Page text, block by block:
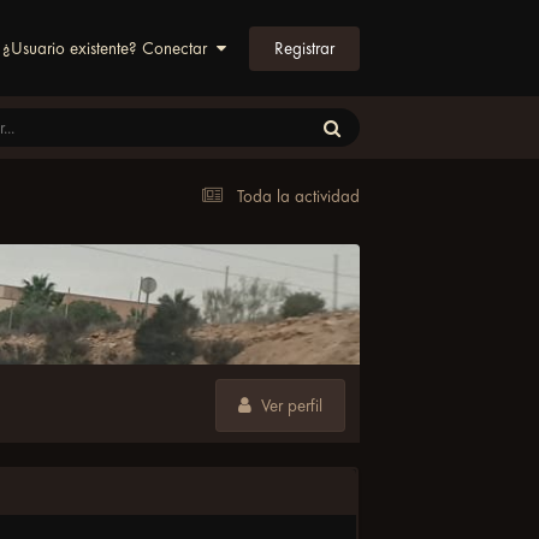
¿Usuario existente? Conectar Registrar
Toda la actividad
Ver perfil